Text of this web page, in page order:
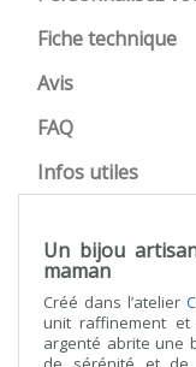
Fiche technique
Avis
FAQ
Infos utiles
Un bijou
maman
Créé dans l’atelier
unit raffinement
argenté abrite une